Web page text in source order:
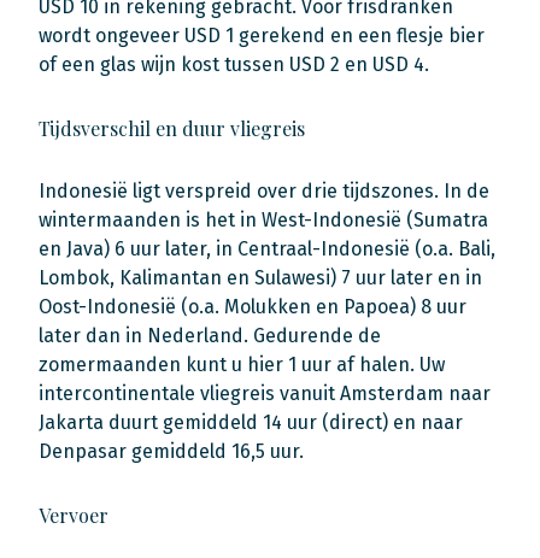
USD 10 in rekening gebracht. Voor frisdranken
wordt ongeveer USD 1 gerekend en een flesje bier
of een glas wijn kost tussen USD 2 en USD 4.
Tijdsverschil en duur vliegreis
Indonesië ligt verspreid over drie tijdszones. In de
wintermaanden is het in West-Indonesië (Sumatra
en Java) 6 uur later, in Centraal-Indonesië (o.a. Bali,
Lombok, Kalimantan en Sulawesi) 7 uur later en in
Oost-Indonesië (o.a. Molukken en Papoea) 8 uur
later dan in Nederland. Gedurende de
zomermaanden kunt u hier 1 uur af halen. Uw
intercontinentale vliegreis vanuit Amsterdam naar
Jakarta duurt gemiddeld 14 uur (direct) en naar
Denpasar gemiddeld 16,5 uur.
Vervoer